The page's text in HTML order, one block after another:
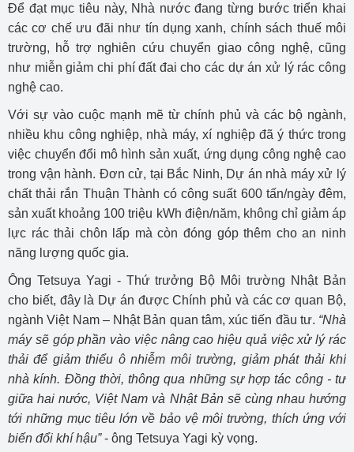
Để đạt mục tiêu này, Nhà nước đang từng bước triển khai
các cơ chế ưu đãi như tín dụng xanh, chính sách thuế môi
trường, hỗ trợ nghiên cứu chuyển giao công nghệ, cũng
như miễn giảm chi phí đất đai cho các dự án xử lý rác công
nghệ cao.
Với sự vào cuộc mạnh mẽ từ chính phủ và các bộ ngành,
nhiều khu công nghiệp, nhà máy, xí nghiệp đã ý thức trong
việc chuyển đổi mô hình sản xuất, ứng dụng công nghệ cao
trong vận hành. Đơn cử, tại Bắc Ninh, Dự án nhà máy xử lý
chất thải rắn Thuận Thành có công suất 600 tấn/ngày đêm,
sản xuất khoảng 100 triệu kWh điện/năm, không chỉ giảm áp
lực rác thải chôn lấp mà còn đóng góp thêm cho an ninh
năng lượng quốc gia.
Ông Tetsuya Yagi - Thứ trưởng Bộ Môi trường Nhật Bản
cho biết, đây là Dự án được Chính phủ và các cơ quan Bộ,
ngành Việt Nam – Nhật Bản quan tâm, xúc tiến đầu tư. “Nhà
máy sẽ góp phần vào việc nâng cao hiệu quả việc xử lý rác
thải để giảm thiểu ô nhiễm môi trường, giảm phát thải khí
nhà kính. Đồng thời, thông qua những sự hợp tác công - tư
giữa hai nước, Việt Nam và Nhật Bản sẽ cùng nhau hướng
tới những mục tiêu lớn về bảo vệ môi trường, thích ứng với
biến đổi khí hậu”- ông Tetsuya Yagi kỳ vọng.